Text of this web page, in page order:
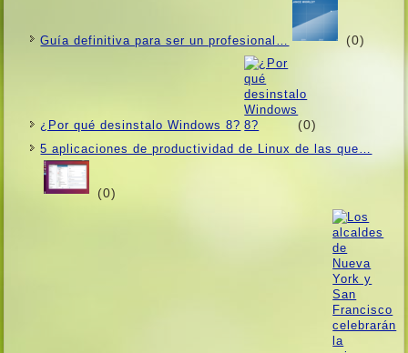
Guí­a definitiva para ser un profesional… (0)
¿Por qué desinstalo Windows 8? (0)
5 aplicaciones de productividad de Linux de las que…
(0)